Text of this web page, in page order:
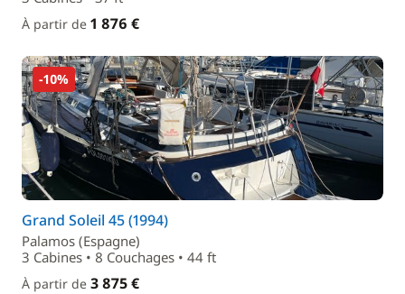
À partir de 1 876 €
-10%
Grand Soleil 45 (1994)
Palamos (Espagne)
3 Cabines • 8 Couchages • 44 ft
À partir de 3 875 €